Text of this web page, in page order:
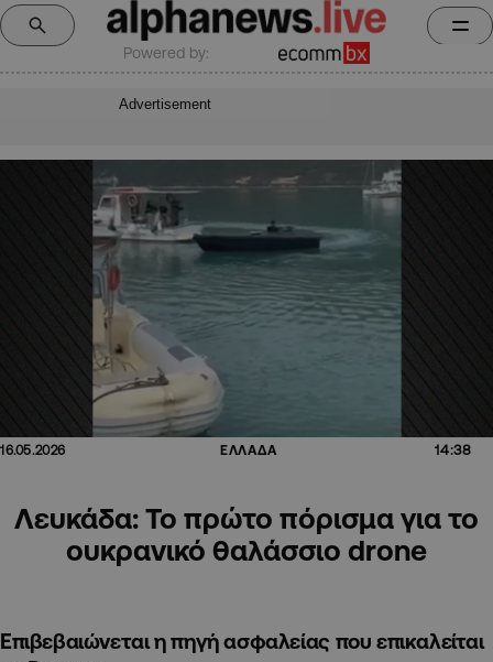
Powered by:
Advertisement
16.05.2026 ΕΛΛΑΔΑ 14:38
Λευκάδα: Το πρώτο πόρισμα για το
ουκρανικό θαλάσσιο drone
Επιβεβαιώνεται η πηγή ασφαλείας που επικαλείται